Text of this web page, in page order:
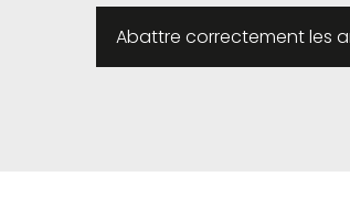
Abattre correctement les